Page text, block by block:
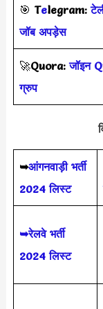
🎯 Telegram:
जॉब अपड़ेस
🚀Quora:जॉइन
ग्रुप
➥आंगनवाड़ी भर्ती
2024 लिस्ट
➥रेलवे भर्ती
2024 लिस्ट